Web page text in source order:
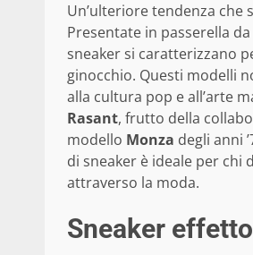
Un’ulteriore tendenza che
Presentate in passerella
sneaker si caratterizzano
ginocchio. Questi modelli
alla cultura pop e all’arte
Rasant, frutto della
modello Monza degli anni
di sneaker è ideale per
attraverso la moda.
Sneaker